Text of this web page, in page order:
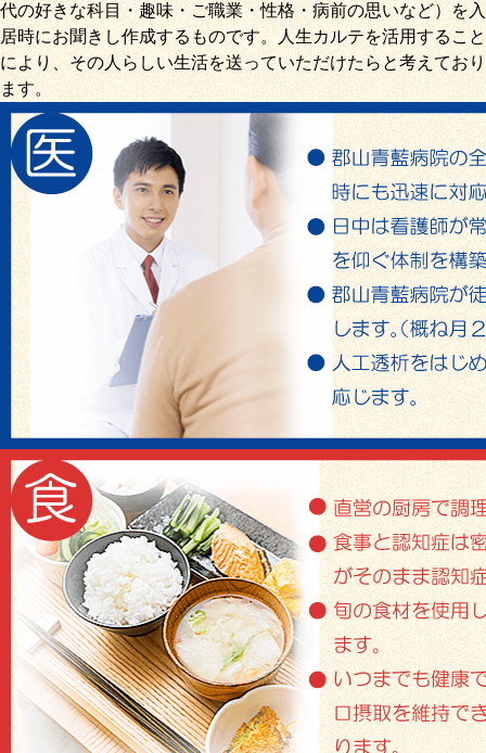
代の好きな科目・趣味・ご職業・性格・病前の思いなど）を入
居時にお聞きし作成するものです。人生カルテを活用すること
により、その人らしい生活を送っていただけたらと考えており
ます。